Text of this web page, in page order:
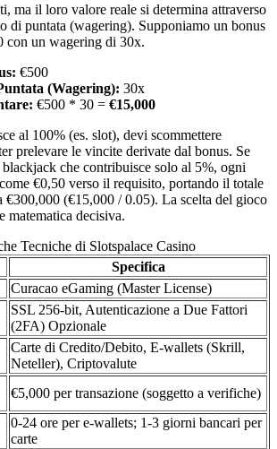
ma il loro valore reale si determina attraverso
di puntata (wagering). Supponiamo un bonus
con un wagering di 30x.
€500
(Wagering): 30x
€500 * 30 = €15,000
al 100% (es. slot), devi scommettere
prelevare le vincite derivate dal bonus. Se
che contribuisce solo al 5%, ogni
€0,50 verso il requisito, portando il totale
€300,000 (€15,000 / 0.05). La scelta del gioco
matematica decisiva.
Tecniche di Slotspalace Casino
Specifica
Curacao eGaming (Master License)
SSL 256-bit, Autenticazione a Due Fattori
(2FA) Opzionale
Carte di Credito/Debito, E-wallets (Skrill,
Neteller), Criptovalute
€5,000 per transazione (soggetto a verifiche)
0-24 ore per e-wallets; 1-3 giorni bancari per
carte